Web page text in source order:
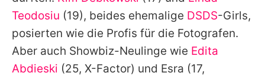
Utiq verwalten
Teodosiu (19), beides ehemalige DSDS-Girls,
posierten wie die Profis für die Fotografen.
Aber auch Showbiz-Neulinge wie Edita
Abdieski (25, X-Factor) und Esra (17,